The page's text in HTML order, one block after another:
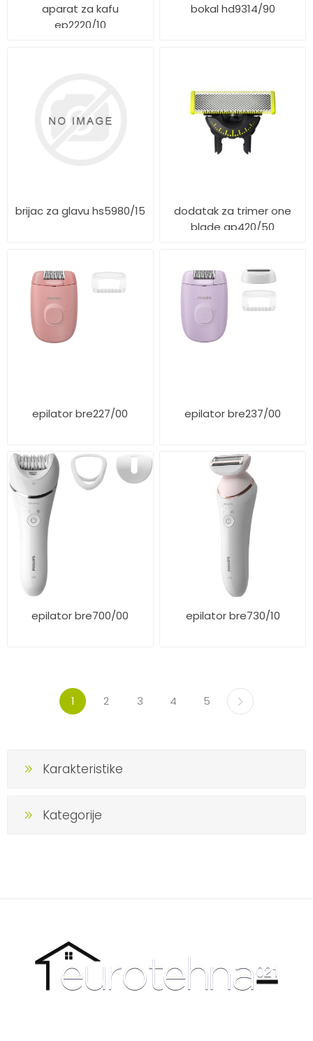
aparat za kafu
ep2220/10
bokal hd9314/90
brijac za glavu hs5980/15
dodatak za trimer one
blade qp420/50
epilator bre227/00 epilator bre237/00
epilator bre700/00 epilator bre730/10
1 2 3 4 5
Karakteristike
Kategorije